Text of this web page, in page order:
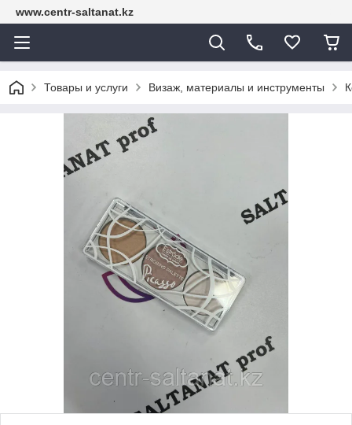
www.centr-saltanat.kz
Товары и услуги Визаж, материалы и инструменты